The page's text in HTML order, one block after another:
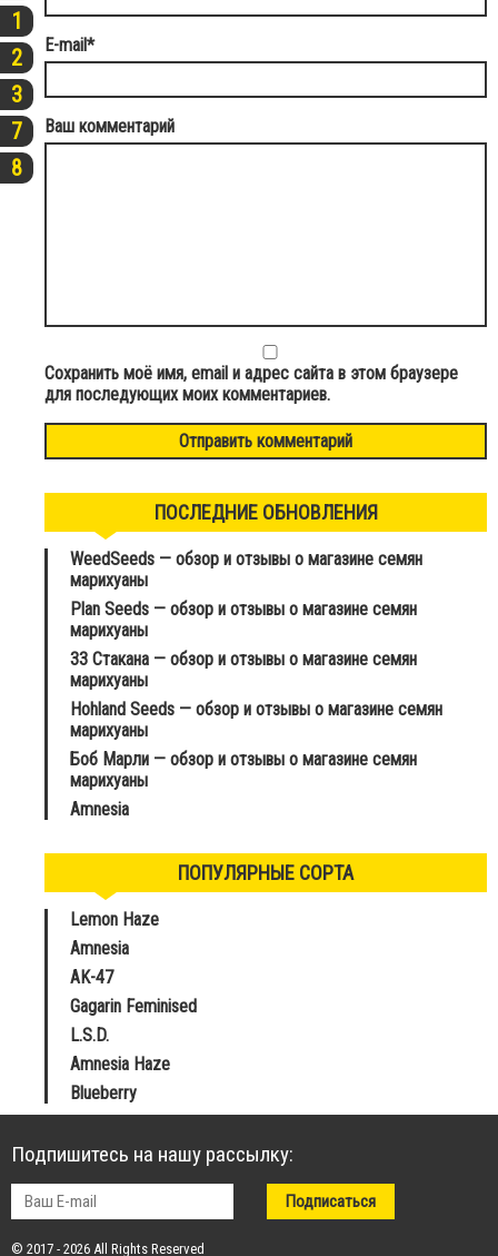
1
2
3
7
8
E-mail*
Ваш комментарий
Сохранить моё имя, email и адрес сайта в этом браузере
для последующих моих комментариев.
ПОСЛЕДНИЕ ОБНОВЛЕНИЯ
WeedSeeds — обзор и отзывы о магазине семян
марихуаны
Plan Seeds — обзор и отзывы о магазине семян
марихуаны
33 Стакана — обзор и отзывы о магазине семян
марихуаны
Hohland Seeds — обзор и отзывы о магазине семян
марихуаны
Боб Марли — обзор и отзывы о магазине семян
марихуаны
Amnesia
ПОПУЛЯРНЫЕ СОРТА
Lemon Haze
Amnesia
AK-47
Gagarin Feminised
L.S.D.
Amnesia Haze
Blueberry
Подпишитесь на нашу рассылку:
© 2017 - 2026 All Rights Reserved